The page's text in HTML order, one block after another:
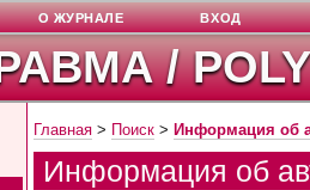
/
О ЖУРНАЛЕ ВХОД
Главная > Поиск > Информация об
Информация об